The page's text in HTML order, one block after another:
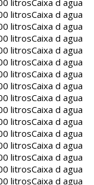
litrosCaixa d agua
litrosCaixa d agua
litrosCaixa d agua
litrosCaixa d agua
litrosCaixa d agua
litrosCaixa d agua
litrosCaixa d agua
litrosCaixa d agua
litrosCaixa d agua
litrosCaixa d agua
litrosCaixa d agua
litrosCaixa d agua
litrosCaixa d agua
litrosCaixa d agua
litrosCaixa d agua
litrosCaixa d agua